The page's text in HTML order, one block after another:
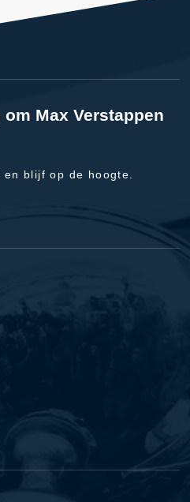
Max Verstappen
blijf op de hoogte.